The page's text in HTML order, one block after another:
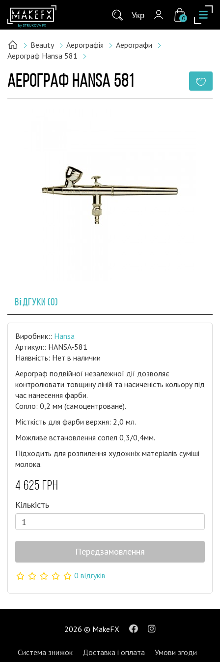
Укр 0
Beauty Аерографія
Аерографи
Аерограф Hansa 581
АЕРОГРАФ HANSA 581
Відгуки (0)
Виробник:: Hansa
Артикул:: HANSA-581
Наявність: Нет в наличии
Аерограф подвійної незалежної дії дозволяє
контролювати товщину ліній та насиченість кольору під
час нанесення фарби.
Сопло: 0,2 мм (самоцентроване).
Місткість для фарби верхня: 2,0 мл.
Можливе встановлення сопел 0,3/0,4мм.
Підходить для розпилення художніх матеріалів суміші
молока.
4 625 грн
Кількість
Передзамовлення
0 відгуків
2026 © MakeFX
Система знижок Доставка і оплата
Умови згоди